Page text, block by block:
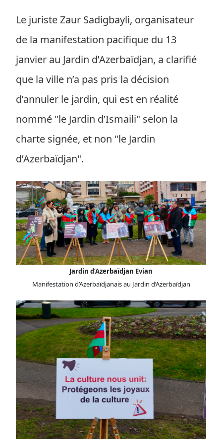
Le juriste Zaur Sadigbayli, organisateur
de la manifestation pacifique du 13
janvier au Jardin d’Azerbaïdjan, a clarifié
que la ville n’a pas pris la décision
d’annuler le jardin, qui est en réalité
nommé "le Jardin d’Ismaili" selon la
charte signée, et non "le Jardin
d’Azerbaïdjan".
Jardin d’Azerbaïdjan Evian
Manifestation d’Azerbaïdjanais au Jardin d’Azerbaïdjan